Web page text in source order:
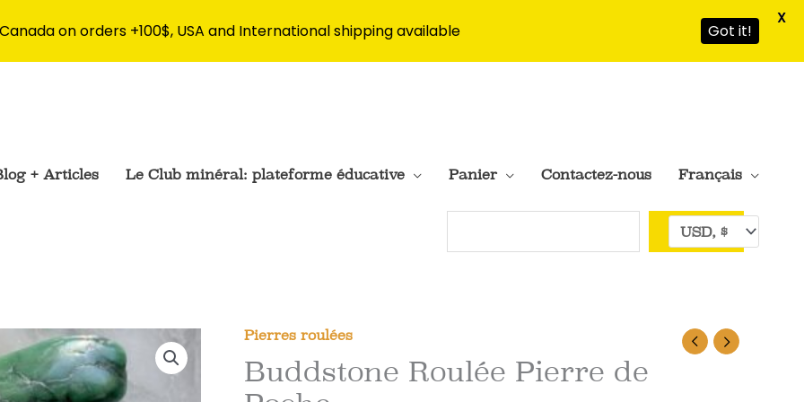
+ Articles Le Club minéral: plateforme éducative Panier Contactez-nous Français
Pierres roulées
Buddstone Roulée Pierre de
on orders +100$, USA and International shipping available Got it!
X